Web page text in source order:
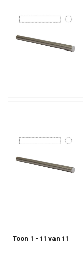
Toon 1 - 11 van 11